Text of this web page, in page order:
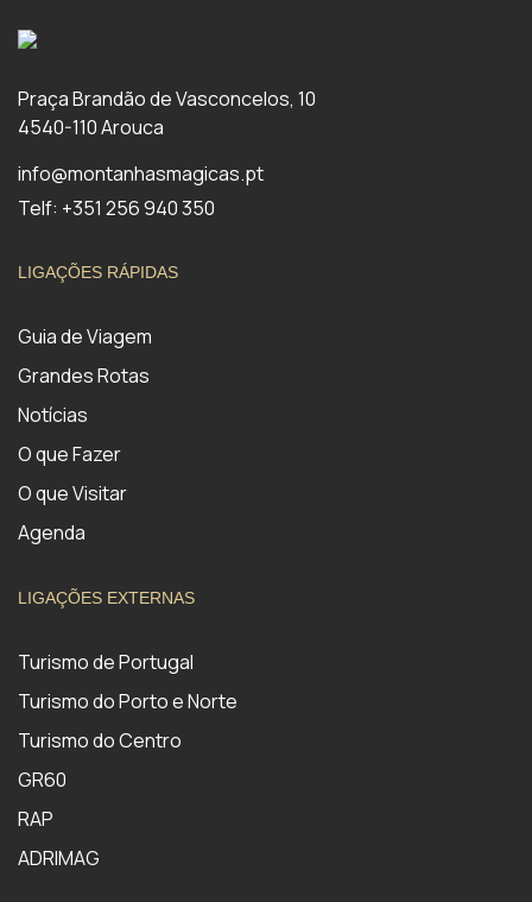
Praça Brandão de Vasconcelos, 10
4540-110 Arouca
info@montanhasmagicas.pt
Telf: +351 256 940 350
LIGAÇÕES RÁPIDAS
Guia de Viagem
Grandes Rotas
Notícias
O que Fazer
O que Visitar
Agenda
LIGAÇÕES EXTERNAS
Turismo de Portugal
Turismo do Porto e Norte
Turismo do Centro
GR60
RAP
ADRIMAG